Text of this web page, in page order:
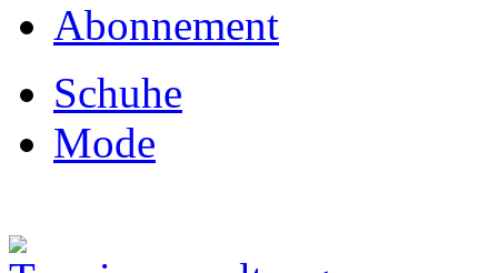
Abonnement
Schuhe
Mode